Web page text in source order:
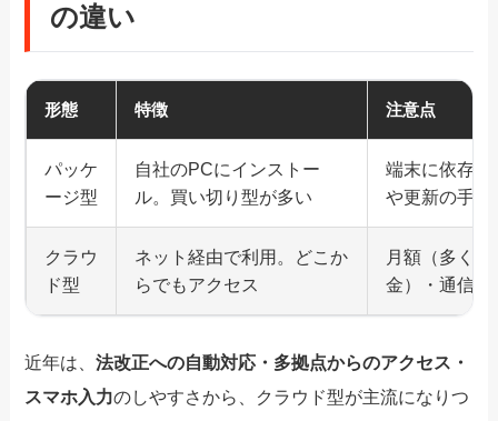
の違い
形態 特徴 注意点
パッケ
ージ型
自社のPCにインストー
ル。買い切り型が多い
端末に依存・
や更新の手間
クラウ
ド型
ネット経由で利用。どこか
らでもアクセス
月額（多くは
金）・通信環
近年は、法改正への自動対応・多拠点からのアクセス・
スマホ入力のしやすさから、クラウド型が主流になりつ